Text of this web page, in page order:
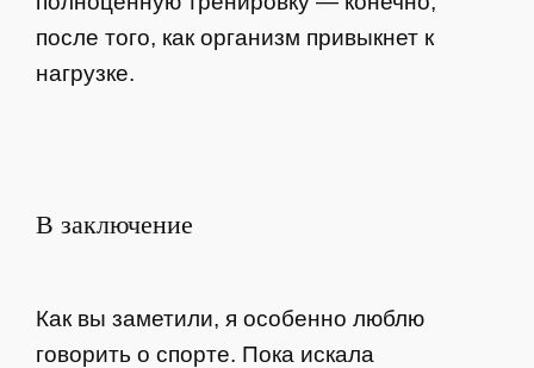
после того, как организм привыкнет к
нагрузке.
В заключение
Как вы заметили, я особенно люблю
говорить о спорте. Пока искала